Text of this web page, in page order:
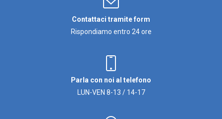
Contattaci tramite form
Rispondiamo entro 24 ore
Parla con noi al telefono
LUN-VEN 8-13 / 14-17